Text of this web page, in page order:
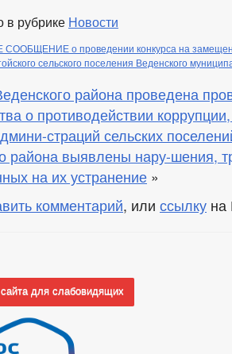
в рубрике Новости
о проведении конкурса на
сельского поселения Веденского
района проведена
о противодействии
страций сельских
района выявлены нару-шения,
на их устранение »
комментарий, или ссылку на
для слабовидящих